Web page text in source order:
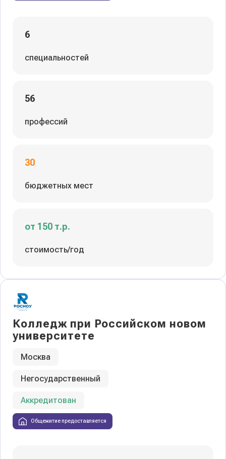
6
специальностей
56
профессий
30
бюджетных мест
от 150 т.р.
стоимость/год
Колледж при Российском новом
университете
Москва
Негосударственный
Аккредитован
Общежитие предоставляется